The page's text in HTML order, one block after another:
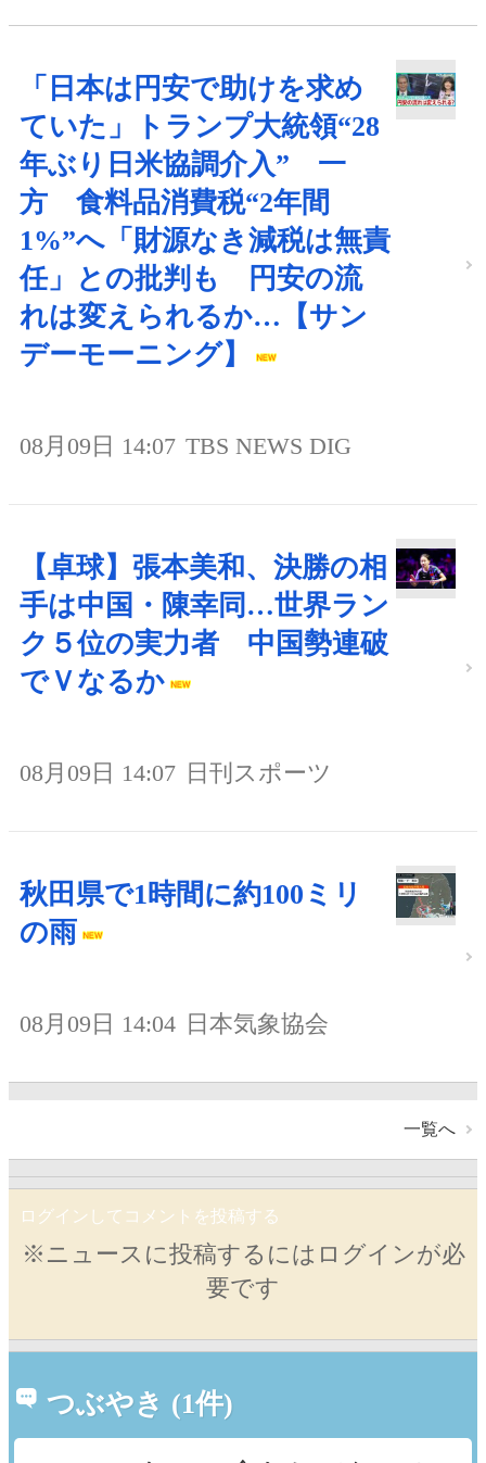
「日本は円安で助けを求め
ていた」トランプ大統領“28
年ぶり日米協調介入” 一
方 食料品消費税“2年間
1%”へ「財源なき減税は無責
任」との批判も 円安の流
れは変えられるか…【サン
デーモーニング】
08月09日 14:07 TBS NEWS DIG
【卓球】張本美和、決勝の相
手は中国・陳幸同…世界ラン
ク５位の実力者 中国勢連破
でＶなるか
08月09日 14:07 日刊スポーツ
秋田県で1時間に約100ミリ
の雨
08月09日 14:04 日本気象協会
一覧へ
ログインしてコメントを投稿する
※ニュースに投稿するにはログインが必
要です
つぶやき (1件)